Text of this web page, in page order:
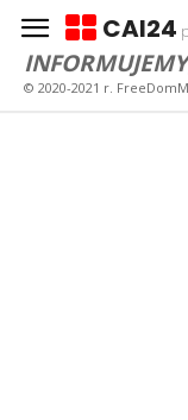
CAI24
© 2020-2021 r.